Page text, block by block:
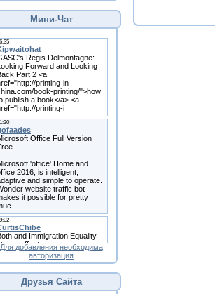
Мини-Чат
Для добавления необходима
авторизация
Друзья Сайта